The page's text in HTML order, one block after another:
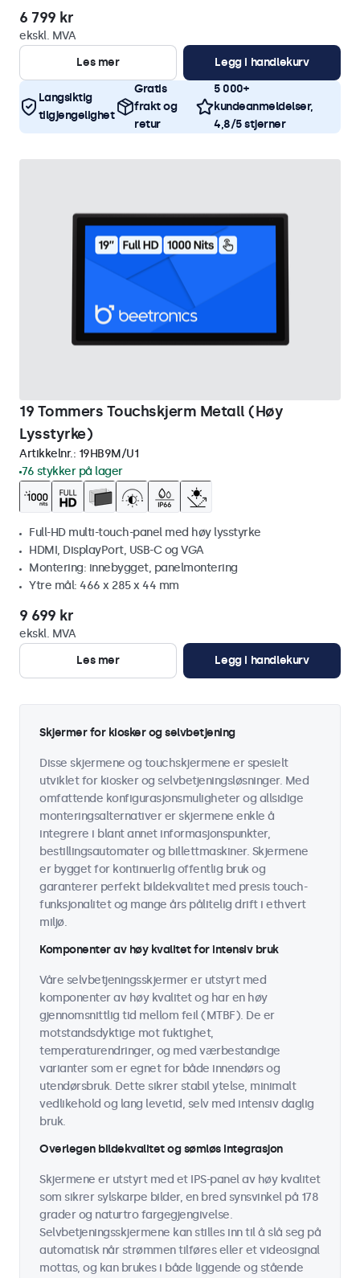
6 799 kr
ekskl. MVA
Les mer
Legg i handlekurv
Langsiktig
tilgjengelighet
Gratis
frakt og
retur
5 000+
kundeanmeldelser,
4,8/5 stjerner
19 Tommers Touchskjerm Metall (Høy
Lysstyrke)
Artikkelnr.: 19HB9M/U1
76 stykker på lager
Full-HD multi-touch-panel med høy lysstyrke
HDMI, DisplayPort, USB-C og VGA
Montering: innebygget, panelmontering
Ytre mål: 466 x 285 x 44 mm
9 699 kr
ekskl. MVA
Les mer
Legg i handlekurv
Skjermer for kiosker og selvbetjening
Disse skjermene og touchskjermene er spesielt
utviklet for kiosker og selvbetjeningsløsninger. Med
omfattende konfigurasjonsmuligheter og allsidige
monteringsalternativer er skjermene enkle å
integrere i blant annet informasjonspunkter,
bestillingsautomater og billettmaskiner. Skjermene
er bygget for kontinuerlig offentlig bruk og
garanterer perfekt bildekvalitet med presis touch-
funksjonalitet og mange års pålitelig drift i ethvert
miljø.
Komponenter av høy kvalitet for intensiv bruk
Våre selvbetjeningsskjermer er utstyrt med
komponenter av høy kvalitet og har en høy
gjennomsnittlig tid mellom feil (MTBF). De er
motstandsdyktige mot fuktighet,
temperaturendringer, og med værbestandige
varianter som er egnet for både innendørs og
utendørsbruk. Dette sikrer stabil ytelse, minimalt
vedlikehold og lang levetid, selv med intensiv daglig
bruk.
Overlegen bildekvalitet og sømløs integrasjon
Skjermene er utstyrt med et IPS-panel av høy kvalitet
som sikrer sylskarpe bilder, en bred synsvinkel på 178
grader og naturtro fargegjengivelse.
Selvbetjeningsskjermene kan stilles inn til å slå seg på
automatisk når strømmen tilføres eller et videosignal
mottas, og kan brukes i både liggende og stående